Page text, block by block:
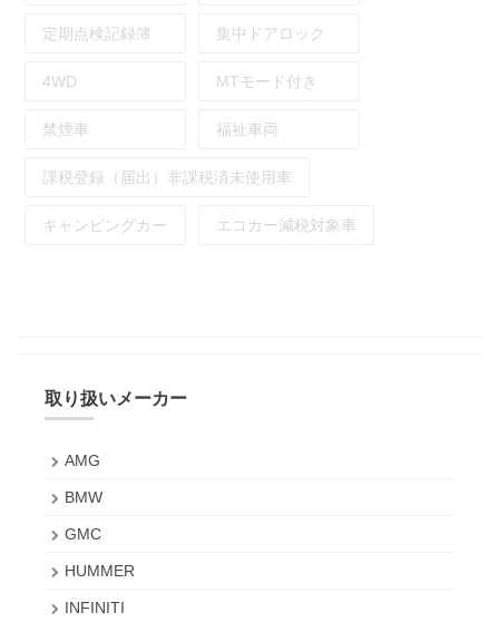
定期点検記録簿 集中ドアロック
4WD MTモード付き
禁煙車 福祉車両
課税登録（届出）非課税済未使用車
キャンピングカー エコカー減税対象車
取り扱いメーカー
AMG
BMW
GMC
HUMMER
INFINITI